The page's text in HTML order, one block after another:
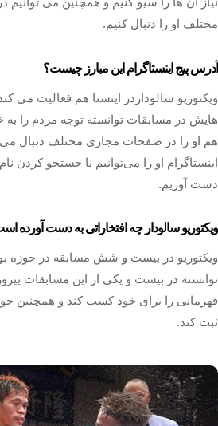
مختلف او را دنبال کنیم.
آدرس پیج اینستاگرام این مبارز چیست؟
ویکتوریو سالوداردر اینستا هم فعالیت می
هایش در مسابقات توانسته توجه مردم را
هم او را در صفحات مجازی مختلف دنبال می‌
اینستاگرام او را می‌توانیم با جستجو کردن
دست آوریم.
ویکتوریو سالودار چه افتخاراتی به دست آورده
ویکتوریو در بیست و شش مسابقه در
توانسته در بیست و یکی از این مسابقات
قهرمانی را برای خود کسب کند و همچنین
ثبت کند.